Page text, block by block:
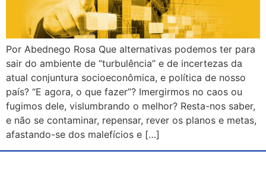
Por Abednego Rosa Que alternativas podemos ter para
sair do ambiente de “turbulência” e de incertezas da
atual conjuntura socioeconômica, e política de nosso
país? “E agora, o que fazer”? Imergirmos no caos ou
fugimos dele, vislumbrando o melhor? Resta-nos saber,
e não se contaminar, repensar, rever os planos e metas,
afastando-se dos malefícios e […]